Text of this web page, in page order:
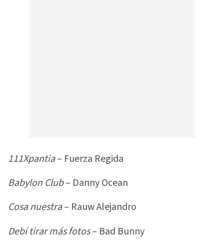
111Xpantia– Fuerza Regida
Babylon Club– Danny Ocean
Cosa nuestra– Rauw Alejandro
Debí tirar más fotos– Bad Bunny